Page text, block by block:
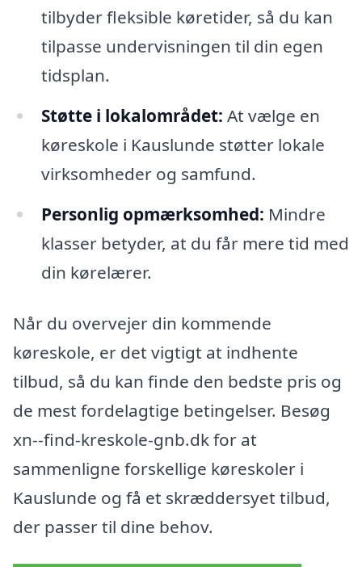
tilbyder fleksible køretider, så du kan
tilpasse undervisningen til din egen
tidsplan.
Støtte i lokalområdet: At vælge en
køreskole i Kauslunde støtter lokale
virksomheder og samfund.
Personlig opmærksomhed: Mindre
klasser betyder, at du får mere tid med
din kørelærer.
Når du overvejer din kommende
køreskole, er det vigtigt at indhente
tilbud, så du kan finde den bedste pris og
de mest fordelagtige betingelser. Besøg
xn--find-kreskole-gnb.dk for at
sammenligne forskellige køreskoler i
Kauslunde og få et skræddersyet tilbud,
der passer til dine behov.